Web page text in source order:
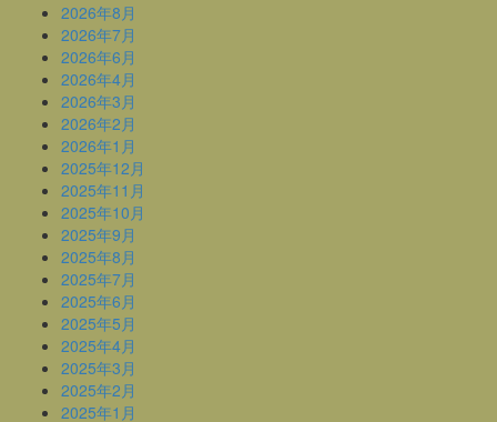
2026年8月
2026年7月
2026年6月
2026年4月
2026年3月
2026年2月
2026年1月
2025年12月
2025年11月
2025年10月
2025年9月
2025年8月
2025年7月
2025年6月
2025年5月
2025年4月
2025年3月
2025年2月
2025年1月